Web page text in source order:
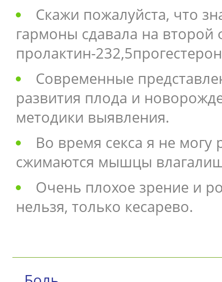
Скажи пожалуйста, что
гармоны сдавала на второй
пролактин-
Современные
развития плода и
методики выявления.
Во время секса я не могу
сжимаются мышцы
Очень плохое зрение и
нельзя, только кесарево.